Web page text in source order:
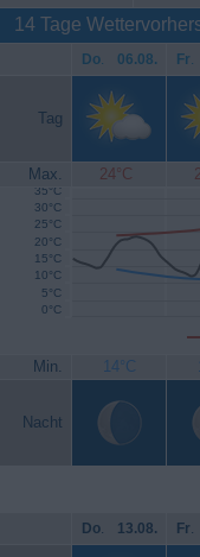
14 Tage
Do. 06.08. Fr.
Tag
Max. 24°C
0°C
5°C
10°C
15°C
20°C
25°C
30°C
35°C
Min. 14°C
Nacht
Do. 13.08. Fr.